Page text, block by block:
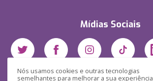
Nós usamos cookies e outras tecnologias
semelhantes para melhorar a sua experiência
Mídias Sociais